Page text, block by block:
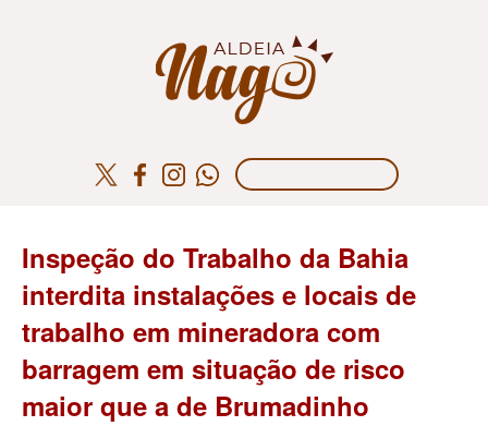
Inspeção do Trabalho da Bahia
interdita instalações e locais de
trabalho em mineradora com
barragem em situação de risco
maior que a de Brumadinho